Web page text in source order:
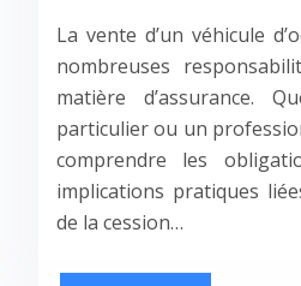
La vente d’un véhicule
nombreuses
matière d’assurance.
particulier ou un
comprendre les
implications pratiques
de la cession…